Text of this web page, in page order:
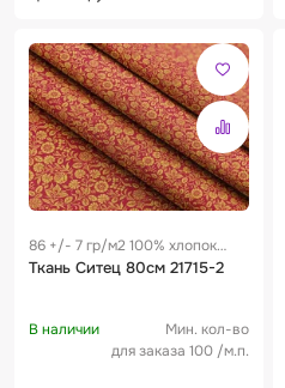
86 +/- 7 гр/м2 100% хлопок
0.28 м
Ткань Ситец 80см 21715-2
В наличии
Мин. кол-во
для заказа 100 /м.п.